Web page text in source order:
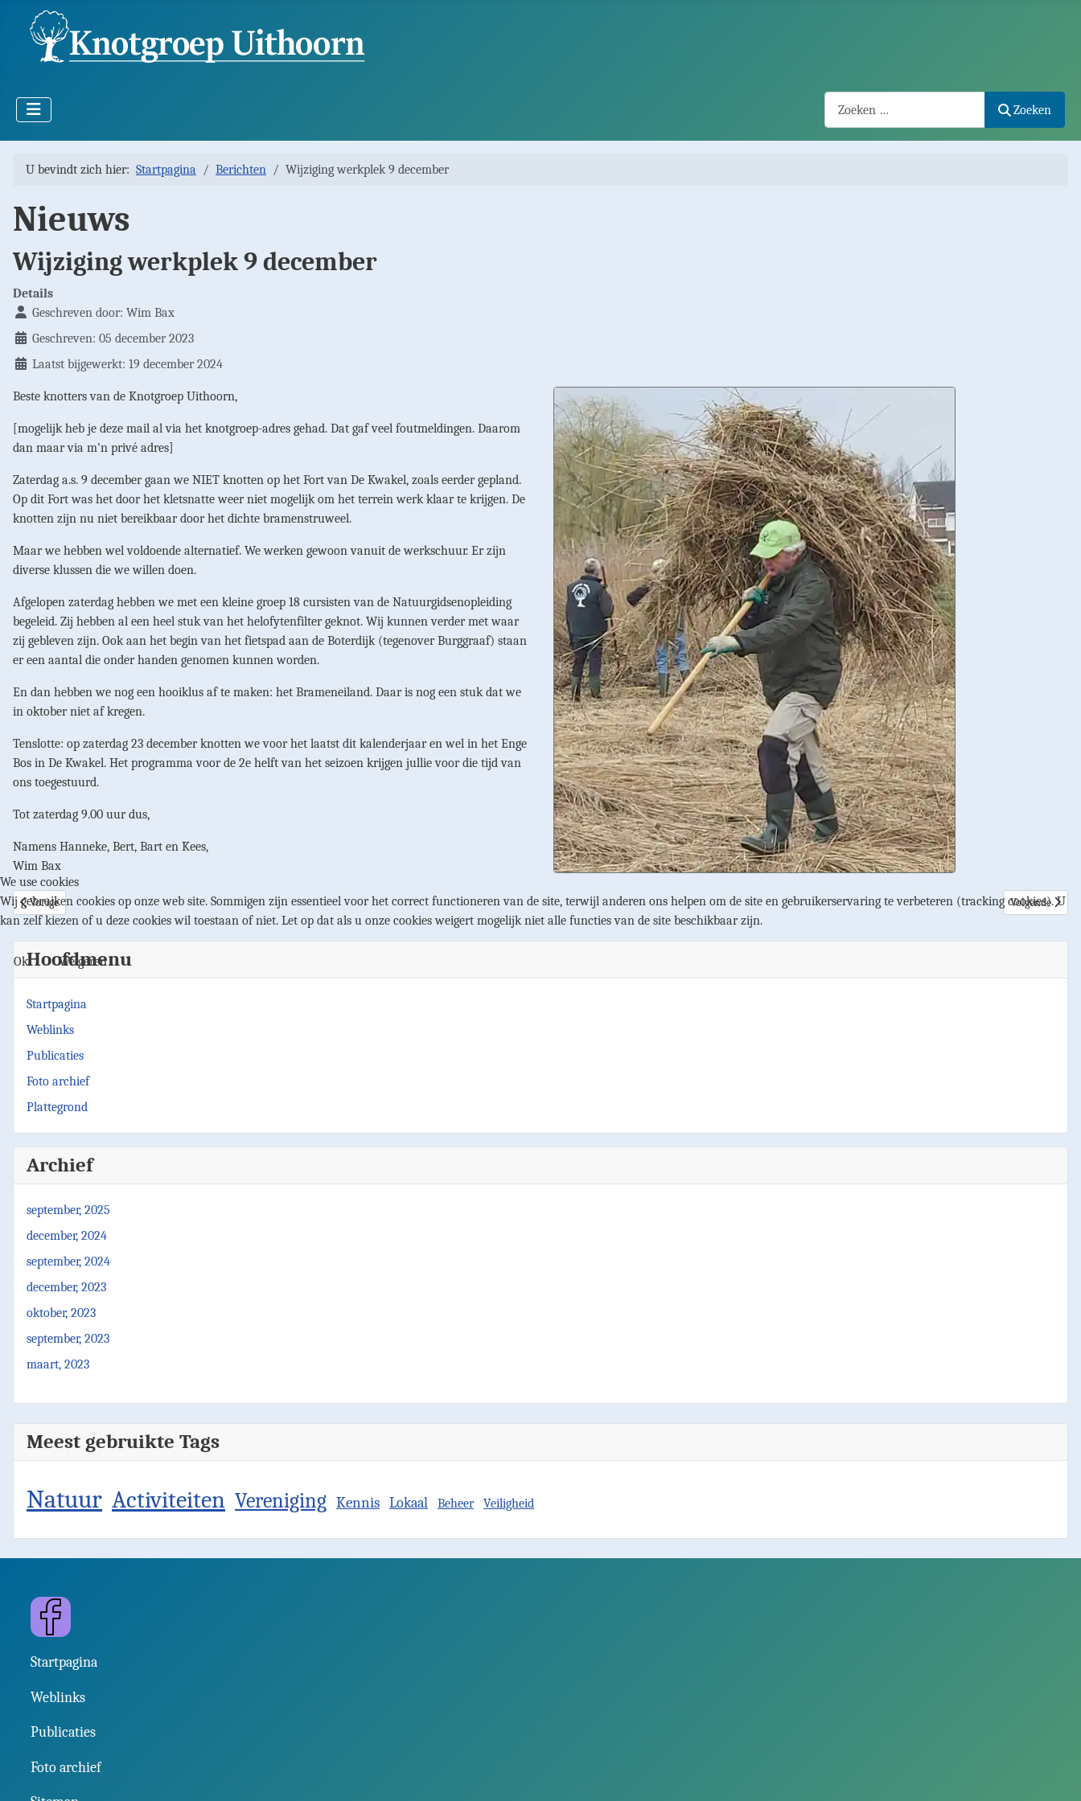
Zoeken
U bevindt zich hier: Startpagina Berichten Wijziging werkplek 9 december
Nieuws
Wijziging werkplek 9 december
Details
Geschreven door: Wim Bax
Geschreven: 05 december 2023
Laatst bijgewerkt: 19 december 2024
Beste knotters van de Knotgroep Uithoorn,
[mogelijk heb je deze mail al via het knotgroep-adres gehad. Dat gaf veel foutmeldingen. Daarom
dan maar via m'n privé adres]
Zaterdag a.s. 9 december gaan we NIET knotten op het Fort van De Kwakel, zoals eerder gepland.
Op dit Fort was het door het kletsnatte weer niet mogelijk om het terrein werk klaar te krijgen. De
knotten zijn nu niet bereikbaar door het dichte bramenstruweel.
Maar we hebben wel voldoende alternatief. We werken gewoon vanuit de werkschuur. Er zijn
diverse klussen die we willen doen.
Afgelopen zaterdag hebben we met een kleine groep 18 cursisten van de Natuurgidsenopleiding
begeleid. Zij hebben al een heel stuk van het helofytenfilter geknot. Wij kunnen verder met waar
zij gebleven zijn. Ook aan het begin van het fietspad aan de Boterdijk (tegenover Burggraaf) staan
er een aantal die onder handen genomen kunnen worden.
En dan hebben we nog een hooiklus af te maken: het Brameneiland. Daar is nog een stuk dat we
in oktober niet af kregen.
Tenslotte: op zaterdag 23 december knotten we voor het laatst dit kalenderjaar en wel in het Enge
Bos in De Kwakel. Het programma voor de 2e helft van het seizoen krijgen jullie voor die tijd van
ons toegestuurd.
Tot zaterdag 9.00 uur dus,
Namens Hanneke, Bert, Bart en Kees,
Wim Bax
Vorig artikel: Vernieuwing website
Vorige Volgende
Volgende
Hoofdmenu
Startpagina
Weblinks
Publicaties
Foto archief
Plattegrond
Archief
september, 2025
december, 2024
september, 2024
december, 2023
oktober, 2023
september, 2023
maart, 2023
Meest gebruikte Tags
Natuur Activiteiten Vereniging Kennis Lokaal Beheer Veiligheid
Facebook
Startpagina
Weblinks
Publicaties
Foto archief
We use cookies
Wij gebruiken cookies op onze web site. Sommigen zijn essentieel voor het correct functioneren van de site, terwijl anderen ons helpen om de site en gebruikerservaring te verbeteren (tracking cookies). U
kan zelf kiezen of u deze cookies wil toestaan of niet. Let op dat als u onze cookies weigert mogelijk niet alle functies van de site beschikbaar zijn.
Ok Weigeren